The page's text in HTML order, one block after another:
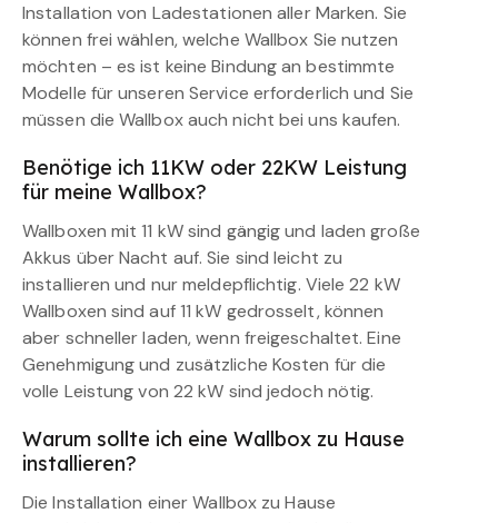
Installation von Ladestationen aller Marken. Sie
können frei wählen, welche Wallbox Sie nutzen
möchten – es ist keine Bindung an bestimmte
Modelle für unseren Service erforderlich und Sie
müssen die Wallbox auch nicht bei uns kaufen.
Benötige ich 11KW oder 22KW Leistung
für meine Wallbox?
Wallboxen mit 11 kW sind gängig und laden große
Akkus über Nacht auf. Sie sind leicht zu
installieren und nur meldepflichtig. Viele 22 kW
Wallboxen sind auf 11 kW gedrosselt, können
aber schneller laden, wenn freigeschaltet. Eine
Genehmigung und zusätzliche Kosten für die
volle Leistung von 22 kW sind jedoch nötig.
Warum sollte ich eine Wallbox zu Hause
installieren?
Die Installation einer Wallbox zu Hause